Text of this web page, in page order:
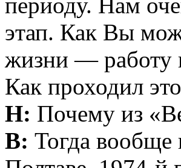
периоду. Нам
этап. Как Вы
жизни — работу
Как проходил
Н: Почему из
В: Тогда вообще